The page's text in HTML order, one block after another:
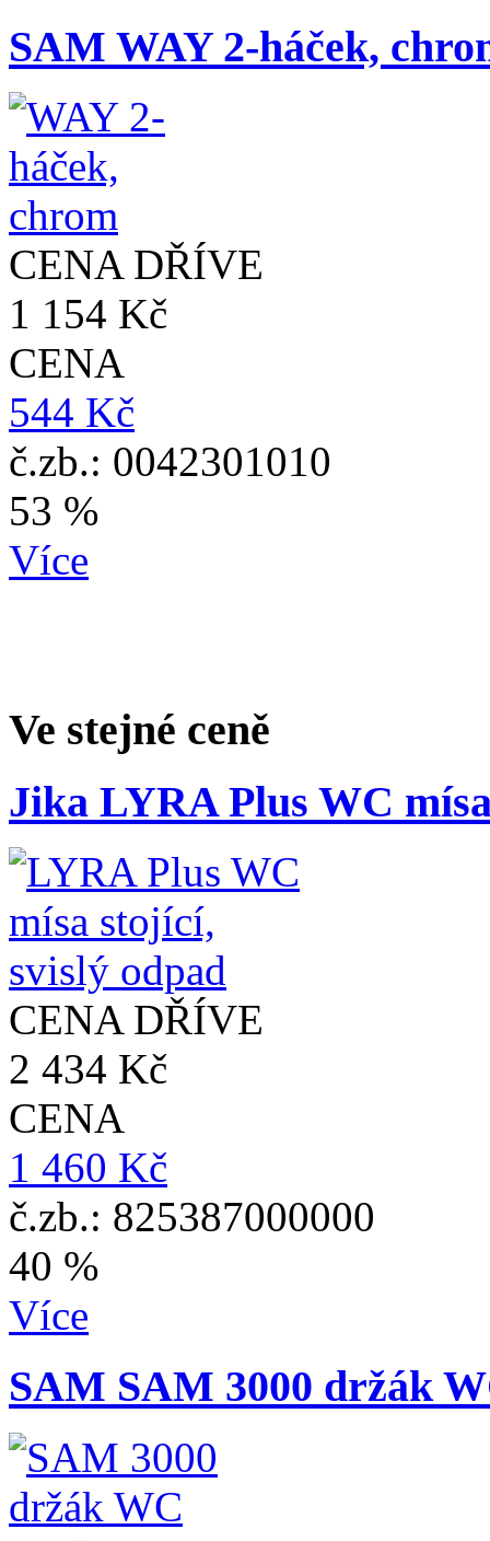
SAM WAY 2-háček,
CENA DŘÍVE
1 154 Kč
CENA
544 Kč
č.zb.: 0042301010
53 %
Více
Ve stejné ceně
Jika LYRA Plus WC
CENA DŘÍVE
2 434 Kč
CENA
1 460 Kč
č.zb.: 825387000000
40 %
Více
SAM SAM 3000 držák